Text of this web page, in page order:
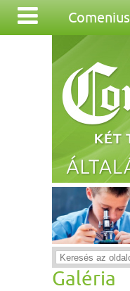
Comenius
Galéria